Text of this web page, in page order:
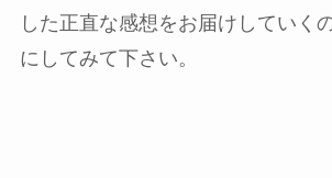
した正直な感想をお届けしていく
にしてみて下さい。